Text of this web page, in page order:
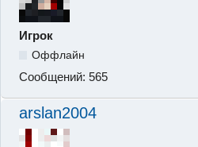
Игрок
Оффлайн
Сообщений: 565
arslan2004